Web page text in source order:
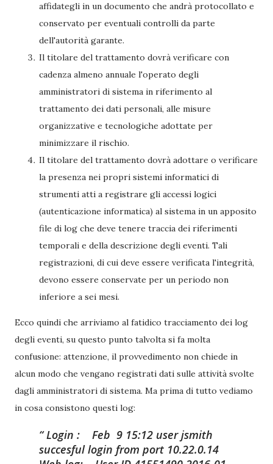
affidategli in un documento che andrà protocollato e
conservato per eventuali controlli da parte
dell'autorità garante.
Il titolare del trattamento dovrà verificare con
cadenza almeno annuale l'operato degli
amministratori di sistema in riferimento al
trattamento dei dati personali, alle misure
organizzative e tecnologiche adottate per
minimizzare il rischio.
Il titolare del trattamento dovrà adottare o verificare
la presenza nei propri sistemi informatici di
strumenti atti a registrare gli accessi logici
(autenticazione informatica) al sistema in un apposito
file di log che deve tenere traccia dei riferimenti
temporali e della descrizione degli eventi. Tali
registrazioni, di cui deve essere verificata l'integrità,
devono essere conservate per un periodo non
inferiore a sei mesi.
Ecco quindi che arriviamo al fatidico tracciamento dei log
degli eventi, su questo punto talvolta si fa molta
confusione: attenzione, il provvedimento non chiede in
alcun modo che vengano registrati dati sulle attività svolte
dagli amministratori di sistema. Ma prima di tutto vediamo
in cosa consistono questi log:
Login :
Feb 9 15:12 user jsmith
succesful login from port 10.22.0.14